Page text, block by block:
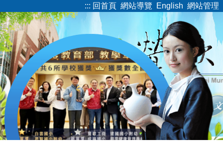
到
主
要
內
容
區
::: 回首頁 網站導覽 English 網站管理